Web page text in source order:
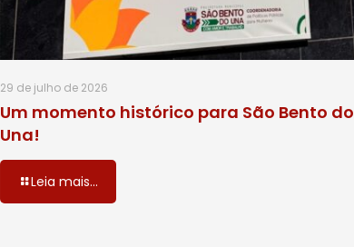
29 de julho de 2026
Um momento histórico para São Bento do
Una!
Leia mais...